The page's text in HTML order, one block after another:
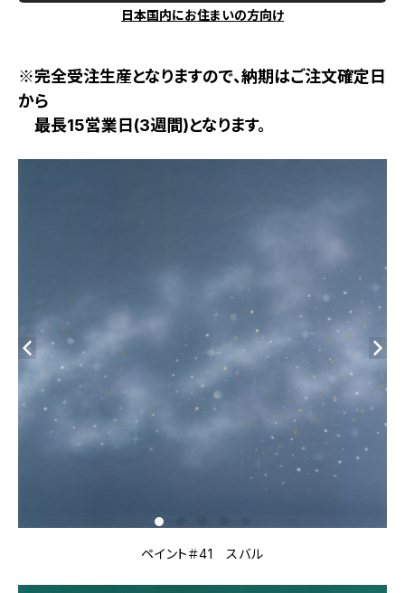
日本国内にお住まいの方向け
※完全受注生産となりますので、納期はご注文確定日
から
最長15営業日(3週間)となります。
ペイント＃41 スバル